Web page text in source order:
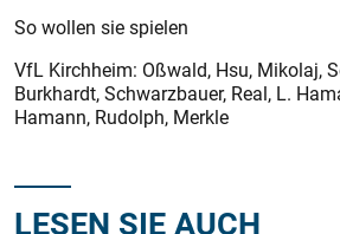
So wollen sie spielen
VfL Kirchheim: Oßwald, Hsu, Mikolaj,
Burkhardt, Schwarzbauer, Real, L.
Hamann, Rudolph, Merkle
LESEN SIE AUCH